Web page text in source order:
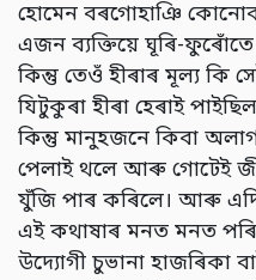
হোমেন বৰগোহাঞি
এজন ব্যক্তিয়ে ঘূৰি-ফুৰোঁতে
কিন্তু তেওঁ হীৰাৰ মূল্য কি
যিটুকুৰা হীৰা হেৰাই
কিন্তু মানুহজনে কিবা
পেলাই থলে আৰু গোটেই
যুঁজি পাৰ কৰিলে। আৰু
এই কথাষাৰ মনত মনত
উদ্যোগী চুভানা হাজৰিকা